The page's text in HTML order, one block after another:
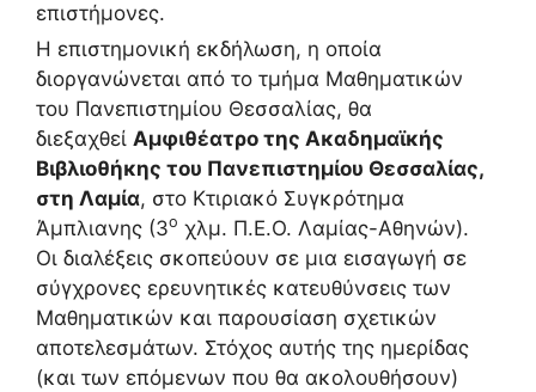
επιστήμονες.
Η επιστημονική εκδήλωση, η οποία
διοργανώνεται από το τμήμα Μαθηματικών
του Πανεπιστημίου Θεσσαλίας, θα
διεξαχθεί Αμφιθέατρο της Ακαδημαϊκής
Βιβλιοθήκης του Πανεπιστημίου Θεσσαλίας,
στη Λαμία, στο Κτιριακό Συγκρότημα
Άμπλιανης (3ο χλμ. Π.Ε.Ο. Λαμίας-Αθηνών).
Οι διαλέξεις σκοπεύουν σε μια εισαγωγή σε
σύγχρονες ερευνητικές κατευθύνσεις των
Μαθηματικών και παρουσίαση σχετικών
αποτελεσμάτων. Στόχος αυτής της ημερίδας
(και των επόμενων που θα ακολουθήσουν)